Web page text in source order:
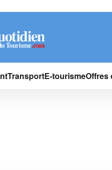
TransportE-tourismeOffres